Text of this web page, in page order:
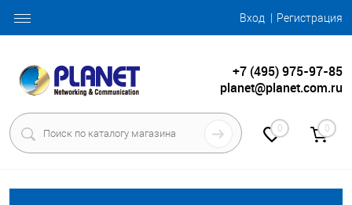
Вход Регистрация
+7 (495) 975-97-85
planet@planet.com.ru
0 0